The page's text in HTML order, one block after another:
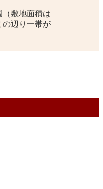
（敷地面積は
の辺り一帯が